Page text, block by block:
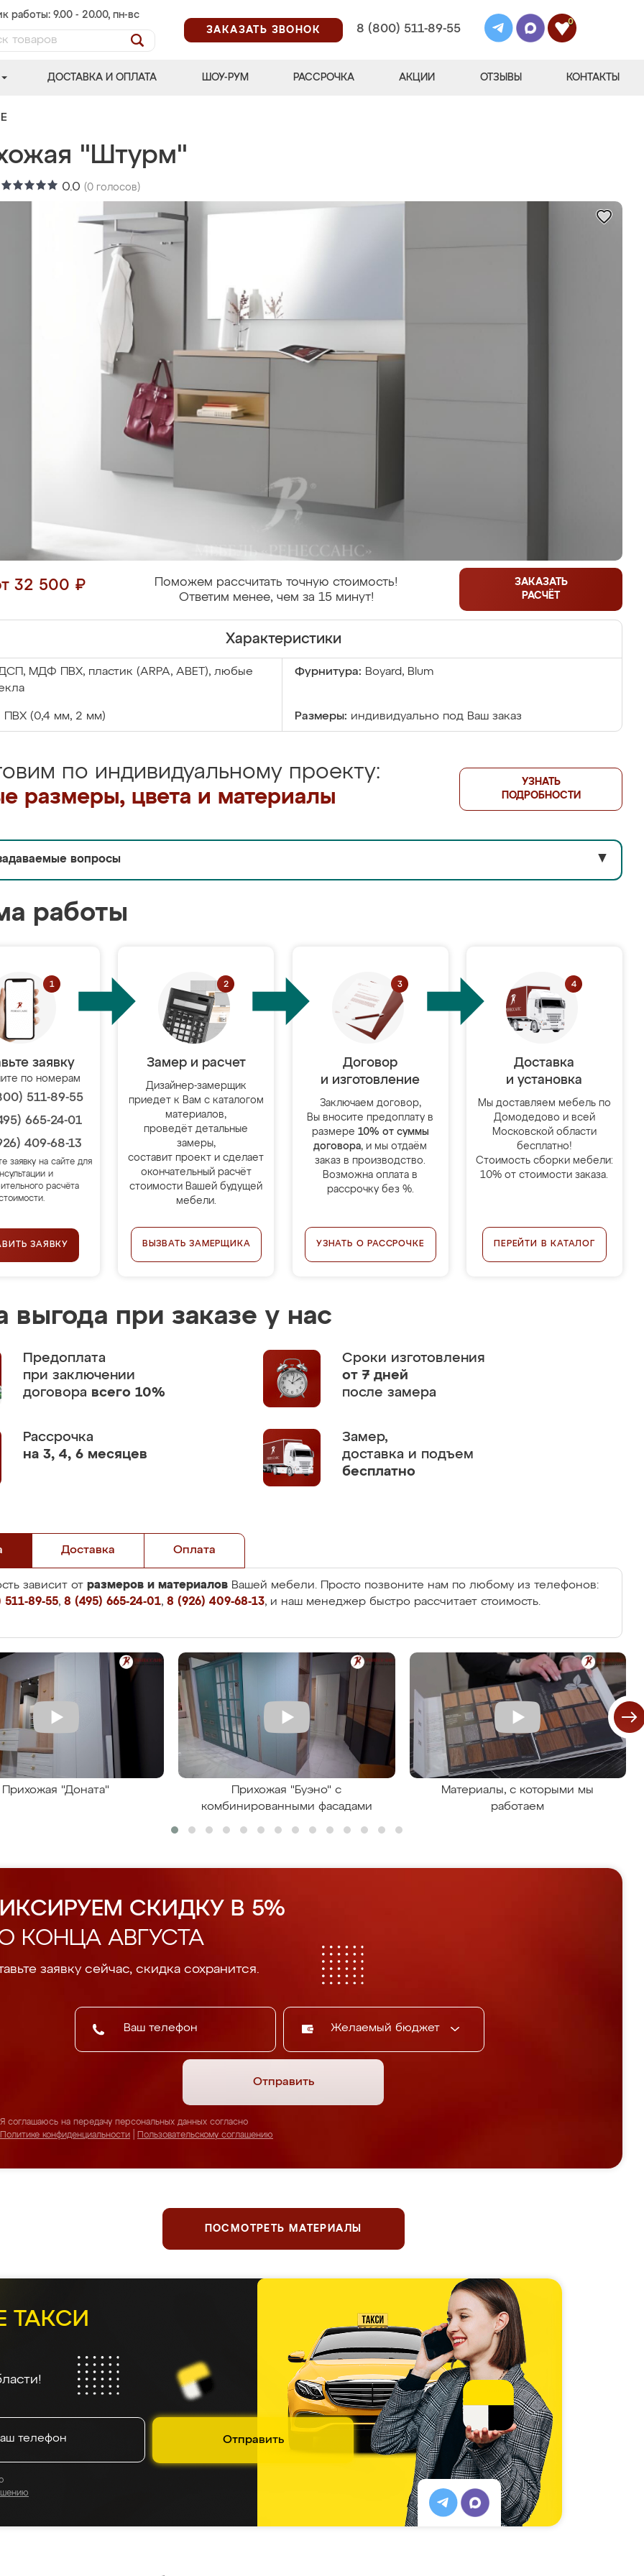
работы: 9.00 - 20.00, пн-вс
ЗАКАЗАТЬ ЗВОНОК
8 (800) 511-89-55
0
ДОСТАВКА И ОПЛАТА ШОУ-РУМ РАССРОЧКА АКЦИИ ОТЗЫВЫ КОНТАКТЫ
"Штурм"
0.0 (0 голосов)
32 500 ₽
Поможем рассчитать точную стоимость!
Ответим менее, чем за 15 минут!
ЗАКАЗАТЬ
РАСЧЁТ
Характеристики
МДФ ПВХ, пластик (ARPA, ABET), любые
Фурнитура: Boyard, Blum
ПВХ (0,4 мм, 2 мм) Размеры: индивидуально под Ваш заказ
по индивидуальному проекту:
размеры, цвета и материалы
УЗНАТЬ
ПОДРОБНОСТИ
вопросы ▼
работы
заявку
по номерам
511-89-55
665-24-01
409-68-13
заявку на сайте для
и
расчёта
ЗАЯВКУ
Замер и расчет
Дизайнер-замерщик
приедет к Вам с каталогом
материалов,
проведёт детальные
замеры,
составит проект и сделает
окончательный расчёт
стоимости Вашей будущей
мебели.
ВЫЗВАТЬ ЗАМЕРЩИКА
Договор
и изготовление
Заключаем договор,
Вы вносите предоплату в
размере 10% от суммы
договора, и мы отдаём
заказ в производство.
Возможна оплата в
рассрочку без %.
УЗНАТЬ О РАССРОЧКЕ
Доставка
и установка
Мы доставляем мебель по
Домодедово и всей
Московской области
бесплатно!
Стоимость сборки мебели:
10% от стоимости заказа.
ПЕРЕЙТИ В КАТАЛОГ
выгода при заказе у нас
Предоплата
при заключении
договора всего 10%
Сроки изготовления
от 7 дней
после замера
Рассрочка
на 3, 4, 6 месяцев
Замер,
доставка и подъем
бесплатно
Доставка Оплата
зависит от размеров и материалов Вашей мебели. Просто позвоните нам по любому из телефонов:
89-55, 8 (495) 665-24-01, 8 (926) 409-68-13, и наш менеджер быстро рассчитает стоимость.
Прихожая "Доната"
Прихожая "Буэно" с
комбинированными фасадами
Материалы, с которыми мы
работаем
СКИДКУ В 5%
КОНЦА АВГУСТА
заявку сейчас, скидка сохранится.
Желаемый бюджет
Отправить
Я соглашаюсь на передачу персональных данных согласно
Политике конфиденциальности
Пользовательскому соглашению
ПОСМОТРЕТЬ МАТЕРИАЛЫ
ТАКСИ
Отправить